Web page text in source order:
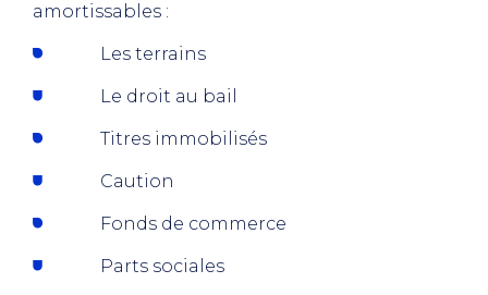
amortissables :
Les terrains
Le droit au bail
Titres immobilisés
Caution
Fonds de commerce
Parts sociales